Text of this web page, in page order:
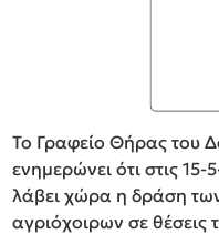
To Γραφείο Θήρας του
ενημερώνει ότι στις
λάβει χώρα η δράση
αγριόχοιρων σε θέσεις